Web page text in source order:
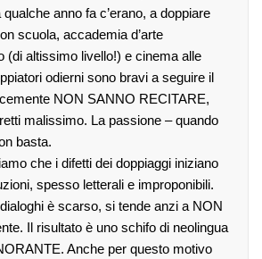
anno fa c’erano, a doppiare
scuola, accademia d’arte
(di altissimo livello!) e cinema alle
odierni sono bravi a seguire il
NON SANNO RECITARE,
malissimo. La passione – quando
basta.
che i difetti dei doppiaggi iniziano
spesso letterali e improponibili.
dialoghi è scarso, si tende anzi a NON
Il risultato è uno schifo di neolingua
Anche per questo motivo